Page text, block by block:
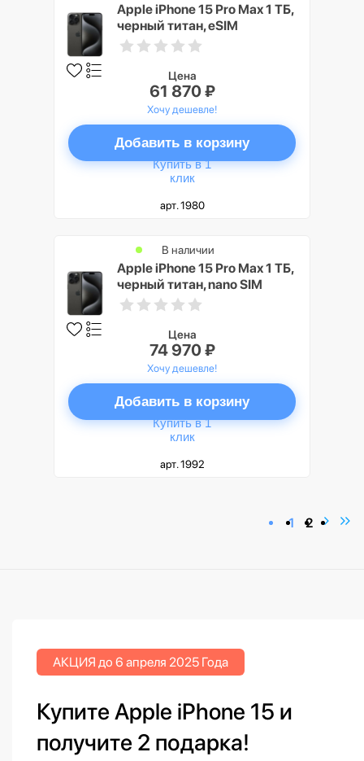
Apple iPhone 15 Pro Max 1 ТБ,
черный титан, eSIM
Цена
61 870 ₽
Хочу дешевле!
Добавить в корзину
Купить в 1
клик
арт. 1980
Apple iPhone 15 Pro Max 1 ТБ,
черный титан, nano SIM
В наличии
Цена
74 970 ₽
Хочу дешевле!
Добавить в корзину
Купить в 1
клик
арт. 1992
1 2
АКЦИЯ до 6 апреля 2025 Года
Купите Apple iPhone 15 и
получите 2 подарка!